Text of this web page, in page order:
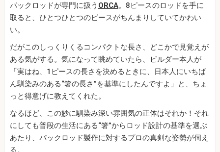
パックロッドが専門に扱う ORCA。8ピースのロッドを手に
取ると、ひとつひとつのピースがちんまりしていてかわい
い。
だがこのしっくりくるコンパクトな長さ、どこかで見覚えが
ある気がする。気になって眺めていたら、ビルダー本人が
「実はね、1ピースの長さを決めるときに、日本人にいちば
ん馴染みのある“箸の長さ”を基準にしたんですよ」と、ちょ
っと得意げに教えてくれた。
なるほど、この妙に馴染み深い雰囲気の正体はそれか！それ
にしても普段の生活にある“箸”からロッド設計の基準を選ぶ
あたり、パックロッド製作に対するプロの真剣な姿勢が伺え
る。